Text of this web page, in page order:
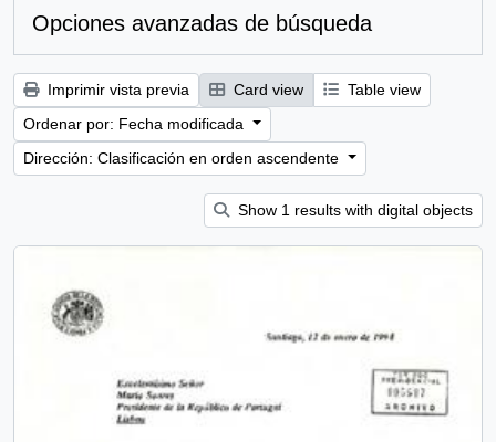
Opciones avanzadas de búsqueda
Imprimir vista previa Card view
Table view
Ordenar por: Fecha modificada
Dirección: Clasificación en orden ascendente
Show 1 results with digital objects